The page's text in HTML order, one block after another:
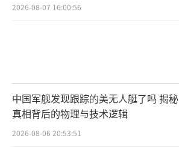
2026-08-07 16:00:56
中国军舰发现跟踪的美无人艇了吗 揭秘
真相背后的物理与技术逻辑
2026-08-06 20:53:51